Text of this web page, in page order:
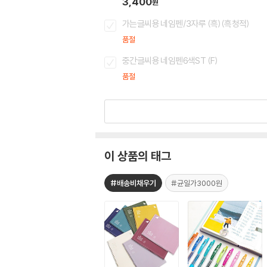
가는글씨용 네임펜/3자루 (흑)(흑청적)
품절
중간글씨용 네임펜6색ST (F)
품절
이 상품의 태그
#배송비채우기 #균일가3000원